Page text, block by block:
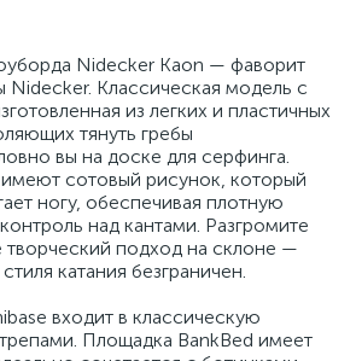
Nidecker Kaon — фаворит
Классическая модель с
из легких и пластичных
тянуть гребы
вы на доске для серфинга.
сотовый рисунок, который
ногу, обеспечивая плотную
над кантами. Разгромите
творческий подход на склоне —
катания безграничен.
входит в классическую
Площадка BankBed имеет